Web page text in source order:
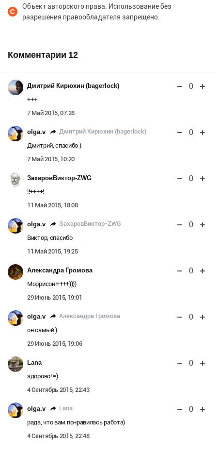
Объект авторского права. Использование без
разрешения правообладателя запрещено.
Комментарии 12
Дмитрий Кирюхин (bagerlock) 0
+++
7 Май 2015, 07:28
olga.v Дмитрий Кирюхин (bagerlock) 0
Дмитрий, спасибо )
7 Май 2015, 10:20
ЗахаровВиктор-ZWG 0
!!++++!
11 Май 2015, 18:08
olga.v ЗахаровВиктор-ZWG 0
Виктор, спасибо
11 Май 2015, 19:25
Александра Громова 0
Моррисон!++++))))
29 Июнь 2015, 19:01
olga.v Александра Громова 0
он самый )
29 Июнь 2015, 19:06
Lana 0
здорово! =)
4 Сентябрь 2015, 22:43
olga.v Lana 0
рада, что вам понравилась работа)
4 Сентябрь 2015, 22:48